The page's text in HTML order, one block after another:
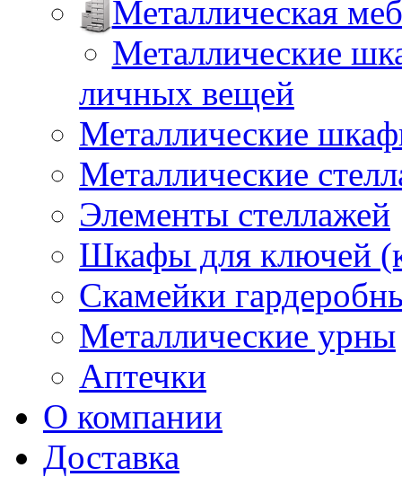
Металлическая
Металлические
личных вещей
Металлические
Металлические
Элементы стеллажей
Шкафы для ключей
Скамейки
Металлические урны
Аптечки
О компании
Доставка